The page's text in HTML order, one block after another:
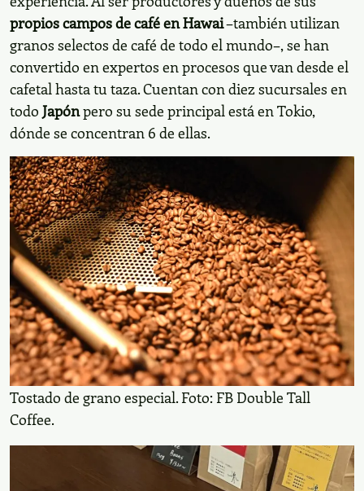
propios campos de café en Hawai–también utilizan
granos selectos de café de todo el mundo–, se han
convertido en expertos en procesos que van desde el
cafetal hasta tu taza. Cuentan con diez sucursales en
todo Japónpero su sede principal está en Tokio,
dónde se concentran 6 de ellas.
Tostado de grano especial. Foto: FB Double Tall
Coffee.